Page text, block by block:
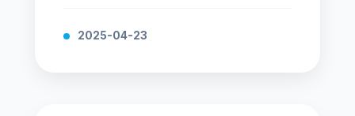
2025-04-23